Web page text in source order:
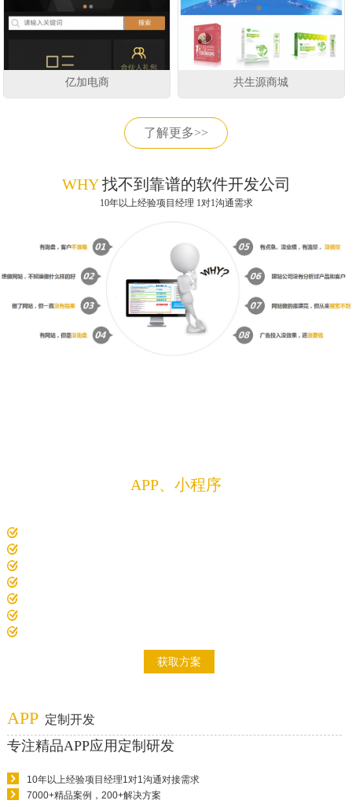
亿加电商 共生源商城
了解更多>>
WHY找不到靠谱的软件开发公司
10年以上经验项目经理 1对1沟通需求
APP、小程序
获取方案
APP定制开发
专注精品APP应用定制研发
10年以上经验项目经理1对1沟通对接需求
7000+精品案例，200+解决方案